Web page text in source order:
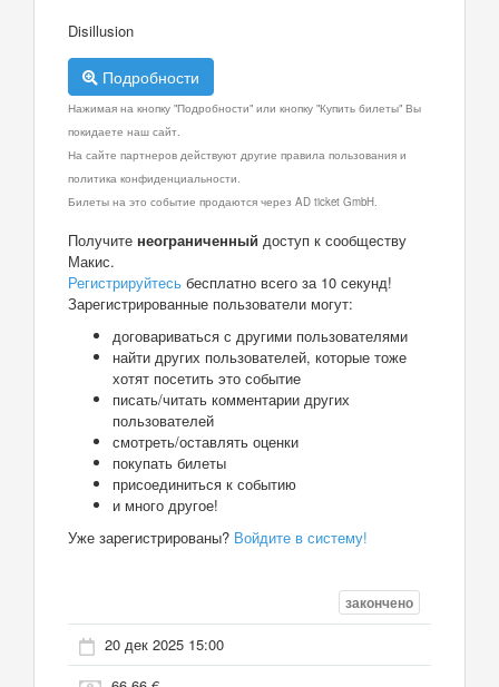
Disillusion
Подробности
Нажимая на кнопку "Подробности" или кнопку "Купить билеты" Вы
покидаете наш сайт.
На сайте партнеров действуют другие правила пользования и
политика конфиденциальности.
Билеты на это событие продаются через AD ticket GmbH.
Получите неограниченный доступ к сообществу
Макис.
Регистрируйтесь бесплатно всего за 10 секунд!
Зарегистрированные пользователи могут:
договариваться с другими пользователями
найти других пользователей, которые тоже
хотят посетить это событие
писать/читать комментарии других
пользователей
смотреть/оставлять оценки
покупать билеты
присоединиться к событию
и много другое!
Уже зарегистрированы? Войдите в систему!
закончено
20 дек 2025 15:00